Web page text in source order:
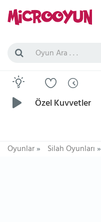
Özel Kuvvetler
Oyunlar» Silah Oyunları»